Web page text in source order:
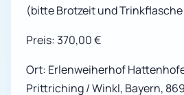
(bitte Brotzeit und
Preis: 370,00 €
Ort: Erlenweiherhof
Prittriching / Winkl, Bayern,